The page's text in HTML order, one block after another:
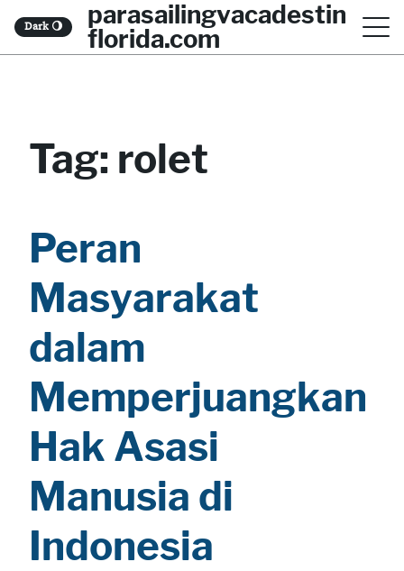
Dark 🌖 parasailingvacadestin
florida.com
Tag: rolet
Peran
Masyarakat
dalam
Memperjuangkan
Hak Asasi
Manusia di
Indonesia